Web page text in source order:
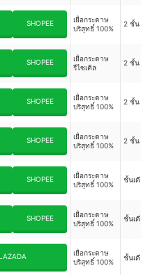
SHOPEE
เยื่อกระดาษ
บริสุทธิ์ 100%
2 ชั้น
SHOPEE
เยื่อกระดาษ
รีไซเคิล
2 ชั้น
SHOPEE
เยื่อกระดาษ
บริสุทธิ์ 100%
2 ชั้น
SHOPEE
เยื่อกระดาษ
บริสุทธิ์ 100%
2 ชั้น
SHOPEE
เยื่อกระดาษ
บริสุทธิ์ 100%
ชั้นเ
SHOPEE
เยื่อกระดาษ
บริสุทธิ์ 100%
ชั้นเ
เยื่อกระดาษ
บริสุทธิ์ 100%
ชั้นเ